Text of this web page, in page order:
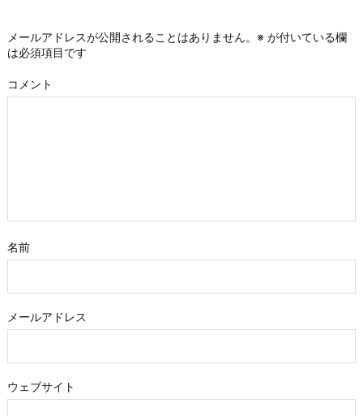
メールアドレスが公開されることはありません。 ※ が付いている欄
は必須項目です
コメント
名前
メールアドレス
ウェブサイト